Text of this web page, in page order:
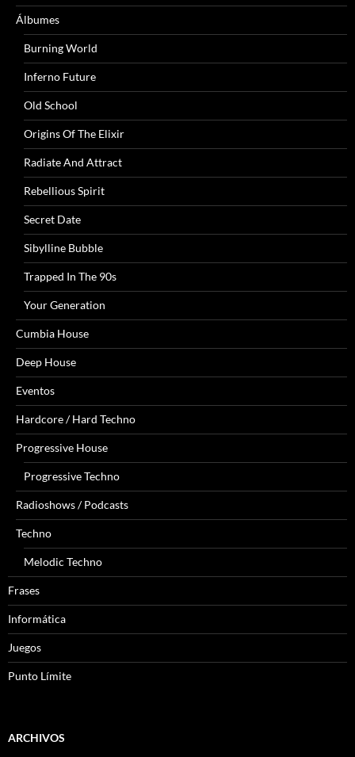
Álbumes
Burning World
Inferno Future
Old School
Origins Of The Elixir
Radiate And Attract
Rebellious Spirit
Secret Date
Sibylline Bubble
Trapped In The 90s
Your Generation
Cumbia House
Deep House
Eventos
Hardcore / Hard Techno
Progressive House
Progressive Techno
Radioshows / Podcasts
Techno
Melodic Techno
Frases
Informática
Juegos
Punto Límite
ARCHIVOS